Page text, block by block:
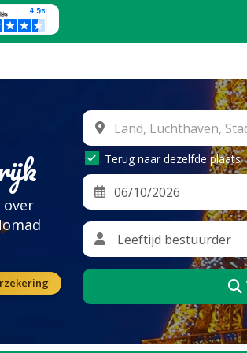
Terug naar dezelfde plaats